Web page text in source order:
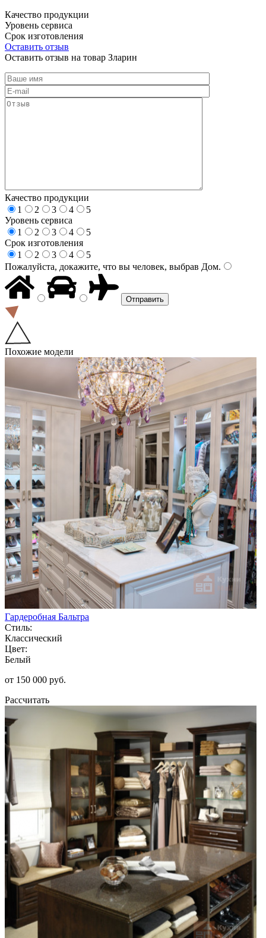
Качество продукции
Уровень сервиса
Срок изготовления
Оставить отзыв
Оставить отзыв на товар Зларин
Качество продукции
1
2 3 4
5
Уровень сервиса
1
2 3 4
5
Срок изготовления
1
2 3 4
5
Пожалуйста, докажите, что вы человек, выбрав Дом.
Похожие модели
Гардеробная Бальтра
Стиль:
Классический
Цвет:
Белый
от 150 000 руб.
Рассчитать